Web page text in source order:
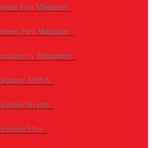
Para Máquinas
Para Máquinas
y Palpadores
ABBA
Keytec
Silca